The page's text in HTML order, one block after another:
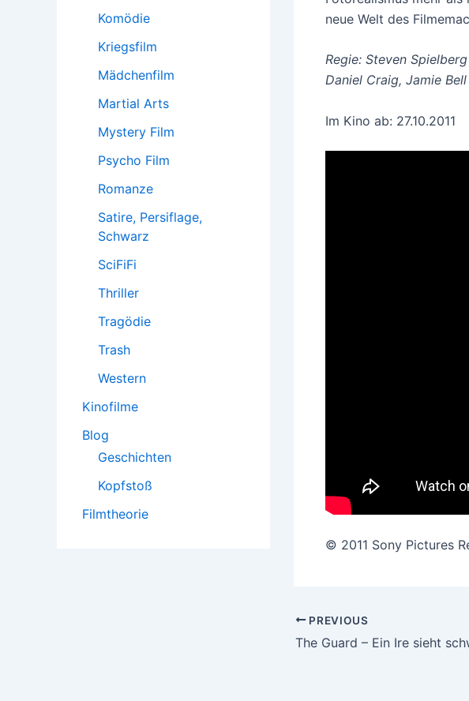
Komödie
Kriegsfilm
Mädchenfilm
Martial Arts
Mystery Film
Psycho Film
Romanze
Satire, Persiflage,
Schwarz
SciFiFi
Thriller
Tragödie
Trash
Western
Kinofilme
Blog
Geschichten
Kopfstoß
Filmtheorie
neue Welt des
Regie: Steven
Daniel Craig, Jamie
Im Kino ab: 27.10.2011
© 2011 Sony Pictures
Post
navigation
PREVIOUS
The Guard – Ein Ire sieht